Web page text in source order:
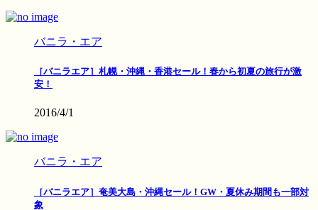
バニラ・エア
［バニラエア］札幌・沖縄・香港セール！春から初夏の旅行が激
安！
2016/4/1
バニラ・エア
［バニラエア］奄美大島・沖縄セール！GW・夏休み期間も一部対
象